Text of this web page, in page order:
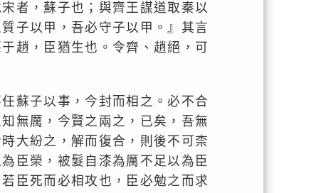
者，蘇子也；與齊王謀道取秦以
子以甲，吾必守子以甲。』其言
趙，臣猶生也。令齊、趙絕，可
蘇子以事，今封而相之。必不合
無厲，今賢之兩之，已矣，吾無
大紛之，解而復合，則後不可柰
臣榮，被髮自漆為厲不足以為臣
臣死而必相攻也，臣必勉之而求